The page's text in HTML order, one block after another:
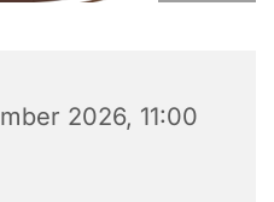
2026, 11:00